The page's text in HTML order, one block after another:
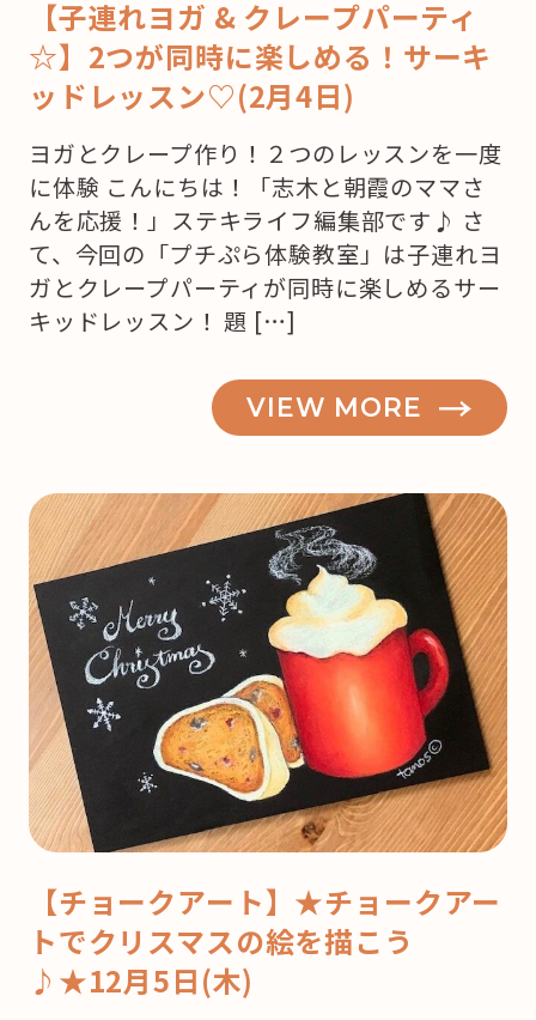
【子連れヨガ & クレープパーティ
☆】2つが同時に楽しめる！サーキ
ッドレッスン♡(2月4日)
ヨガとクレープ作り！２つのレッスンを一度
に体験 こんにちは！「志木と朝霞のママさ
んを応援！」ステキライフ編集部です♪ さ
て、今回の「プチぷら体験教室」は子連れヨ
ガとクレープパーティが同時に楽しめるサー
キッドレッスン！ 題 […]
VIEW MORE
【チョークアート】★チョークアー
トでクリスマスの絵を描こう
♪★12月5日(木)